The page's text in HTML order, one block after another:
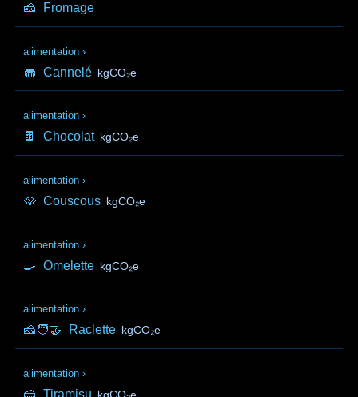
🧀 Fromage
alimentation ›
🧁 Cannelé kgCO₂e
alimentation ›
🍫 Chocolat kgCO₂e
alimentation ›
🥘 Couscous kgCO₂e
alimentation ›
🍳 Omelette kgCO₂e
alimentation ›
🧀🧑‍🤝‍ Raclette kgCO₂e
alimentation ›
🍰 Tiramisu kgCO₂e